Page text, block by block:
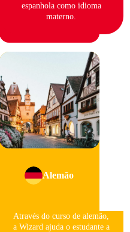
espanhola como idioma
materno.
Alemão
Através do curso de alemão,
a Wizard ajuda o estudante a